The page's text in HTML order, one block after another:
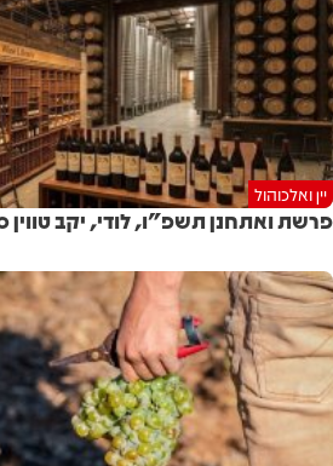
יין ואלכוהול
פרשת ואתחנן תשפ"ו, לודי, יקב טווין